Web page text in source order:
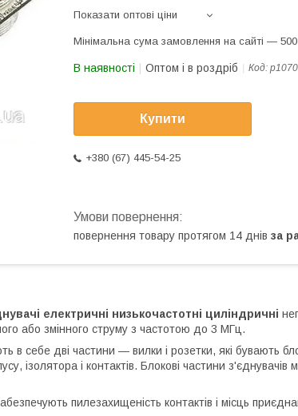
Показати оптові ціни
Мінімальна сума замовлення на сайті —
В наявності Оптом і в роздріб Код: p1070
Купити
+380 (67) 445-54-25
повернення товару протягом 14 днів за
електричні низькочастотні циліндричні
або змінного струму з частотою до 3 МГц.
в себе дві частини ― вилки і розетки, які бувають
і контактів. Блокові частини з'єднувачів
пилезахищеність контактів і місць